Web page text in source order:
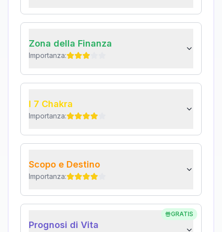
Zona della Finanza
Importanza:
I 7 Chakra
Importanza:
Scopo e Destino
Importanza:
GRATIS
Prognosi di Vita